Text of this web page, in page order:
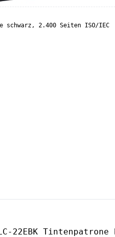
schwarz, 2.400 Seiten ISO/IEC
22EBK Tintenpatrone